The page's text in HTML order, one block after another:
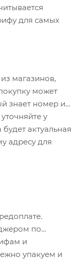
для самых
магазинов,
может
знает номер и
у
актуальная
адресу для
по
и
упакуем и